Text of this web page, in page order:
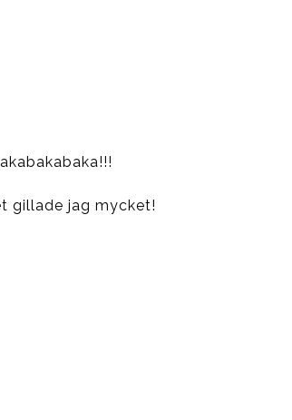
gillade jag mycket!